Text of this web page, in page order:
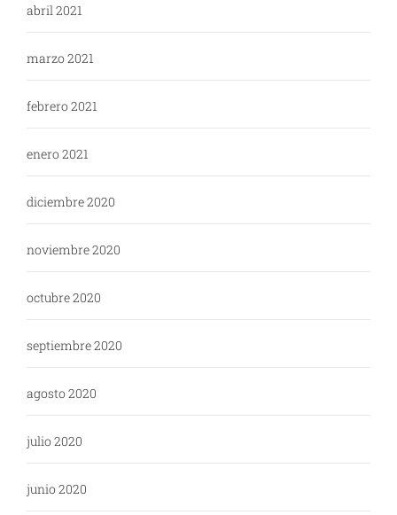
abril 2021
marzo 2021
febrero 2021
enero 2021
diciembre 2020
noviembre 2020
octubre 2020
septiembre 2020
agosto 2020
julio 2020
junio 2020